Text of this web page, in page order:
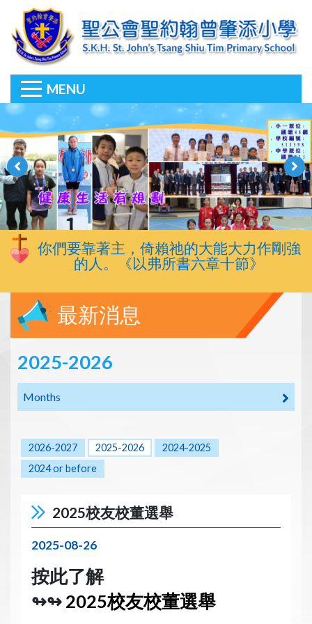
MENU
你們要靠著主，倚賴祂的大能大力作剛強
的人。《以弗所書六章十節》
最新消息
2025-2026
Months
2026-2027 2025-2026
2024-2025
2024 or before
2025校友校董選舉
2025-08-26
按此了解
↬↬ 2025校友校董選舉